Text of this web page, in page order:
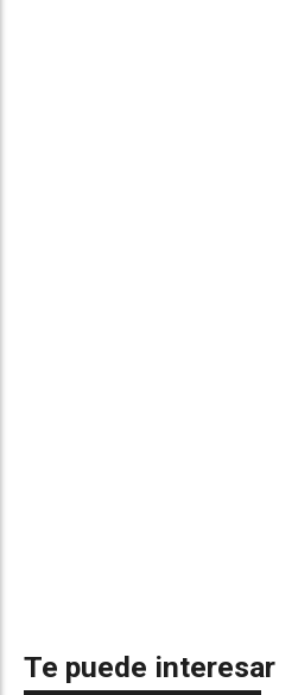
Te puede interesar